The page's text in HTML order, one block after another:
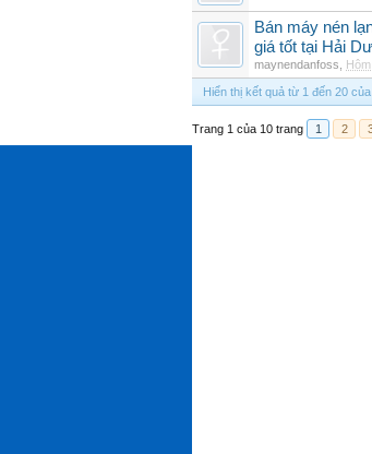
Bán máy nén
giá tốt tại Hải
maynendanfoss
Hiển thị kết quả từ 1 đến 20
Trang 1 của 10 trang 1 2